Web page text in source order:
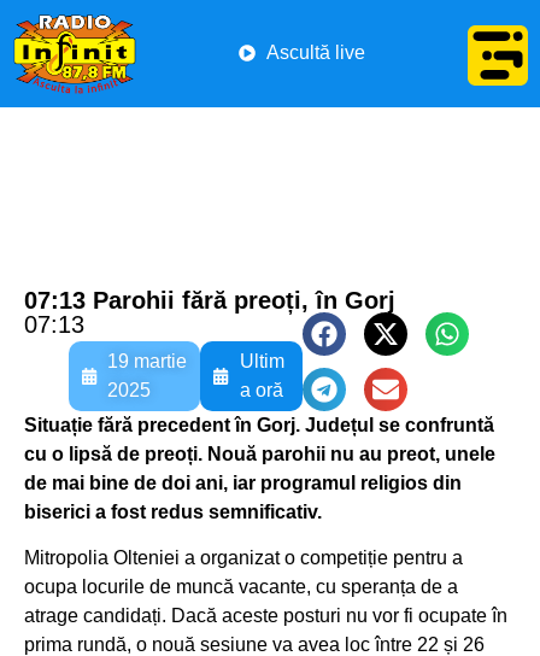
Ascultă live
07:13 Parohii fără preoți, în Gorj
07:13
19 martie
2025
Ultim
a oră
Situație fără precedent în Gorj. Județul se confruntă
cu o lipsă de preoți. Nouă parohii nu au preot, unele
de mai bine de doi ani, iar programul religios din
biserici a fost redus semnificativ.
Mitropolia Olteniei a organizat o competiție pentru a
ocupa locurile de muncă vacante, cu speranța de a
atrage candidați. Dacă aceste posturi nu vor fi ocupate în
prima rundă, o nouă sesiune va avea loc între 22 și 26